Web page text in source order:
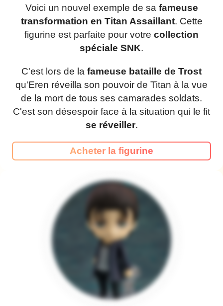
Voici un nouvel exemple de sa fameuse
transformation en Titan Assaillant. Cette
figurine est parfaite pour votre collection
spéciale SNK.
C'est lors de la fameuse bataille de Trost
qu'Eren réveilla son pouvoir de Titan à la vue
de la mort de tous ses camarades soldats.
C'est son désespoir face à la situation qui le fit
se réveiller.
Acheter la figurine